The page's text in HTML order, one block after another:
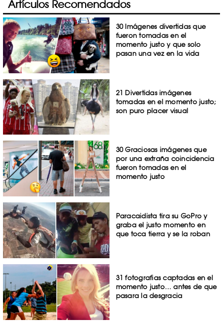
Artículos Recomendados
30 Imágenes divertidas que
fueron tomadas en el
momento justo y que solo
pasan una vez en la vida
21 Divertidas imágenes
tomadas en el momento justo;
son puro placer visual
30 Graciosas imágenes que
por una extraña coincidencia
fueron tomadas en el
momento justo
Paracaidista tira su GoPro y
graba el justo momento en
que toca tierra y se la roban
31 fotografias captadas en el
momento justo… antes de que
pasara la desgracia